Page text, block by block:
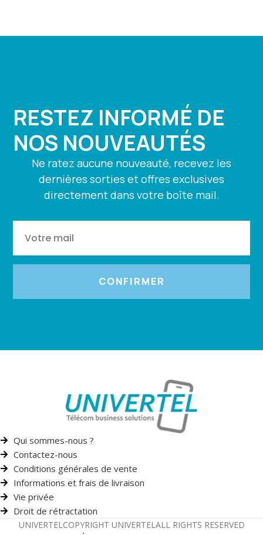
RESTEZ INFORMÉ DE
NOS NOUVEAUTÉS
Ne ratez aucune nouveauté, recevez les
dernières sorties et offres exclusives
directement dans votre boîte mail.
CONFIRMER
Qui sommes-nous ?
Contactez-nous
Conditions générales de vente
Informations et frais de livraison
Vie privée
Droit de rétractation
UNIVERTEL COPYRIGHT UNIVERTEL ALL RIGHTS RESERVED